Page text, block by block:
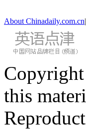
About Chinadaily.com.cn|
this